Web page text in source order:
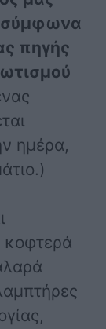
σύμφωνα
πηγής
ημέρα,